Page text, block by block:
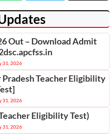
Out – Download Admit
31, 2026
Pradesh Teacher Eligibility
31, 2026
Eligibility Test)
31, 2026